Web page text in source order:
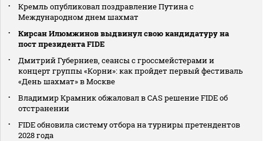
Кремль опубликовал поздравление Путина с
Международном днем шахмат
Кирсан Илюмжинов выдвинул свою кандидатуру на
пост президента FIDE
Дмитрий Губерниев, сеансы с гроссмейстерами и
концерт группы «Корни»: как пройдет первый фестиваль
«День шахмат» в Москве
Владимир Крамник обжаловал в CAS решение FIDE об
отстранении
FIDE обновила систему отбора на турниры претендентов
2028 года